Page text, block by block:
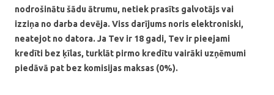
nodrošinātu šādu ātrumu, netiek prasīts galvotājs vai
izziņa no darba devēja. Viss darījums noris elektroniski,
neatejot no datora. Ja Tev ir 18 gadi, Tev ir pieejami
kredīti bez ķīlas, turklāt pirmo kredītu vairāki uzņēmumi
piedāvā pat bez komisijas maksas (0%).